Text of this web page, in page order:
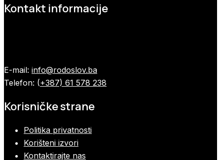
Kontakt informacije
E-mail: info@rodoslov.ba
Telefon: (+387) 61 578 238
Korisničke strane
Politika privatnosti
Korišteni izvori
Kontaktirajte nas